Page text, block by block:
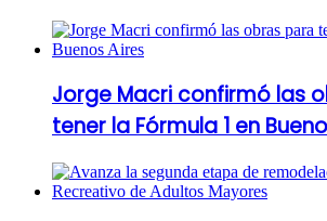
Jorge Macri confirmó las
tener la Fórmula 1 en